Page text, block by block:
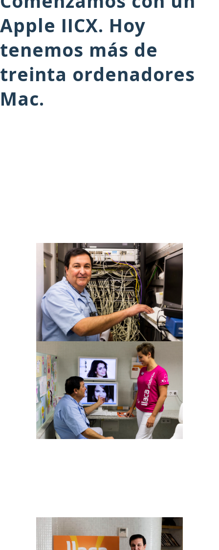
Apple IICX. Hoy
tenemos más de
treinta ordenadores
Mac.